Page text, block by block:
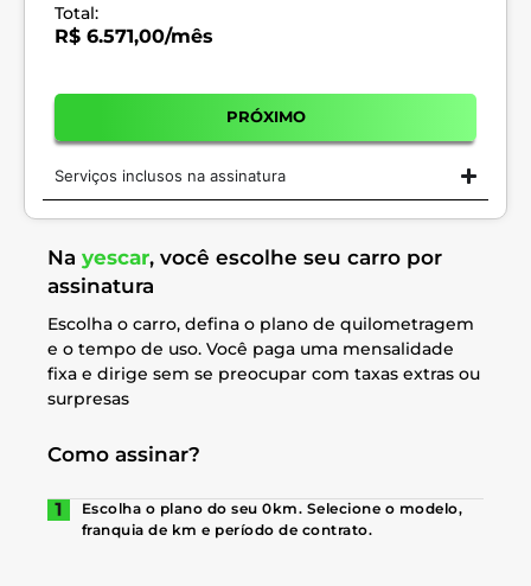
Total:
R$ 6.571,00/mês
PRÓXIMO
Serviços inclusos na assinatura
Na yescar, você escolhe seu carro por
assinatura
Escolha o carro, defina o plano de quilometragem
e o tempo de uso. Você paga uma mensalidade
fixa e dirige sem se preocupar com taxas extras ou
surpresas
Como assinar?
Escolha o plano do seu 0km. Selecione o modelo,
franquia de km e período de contrato.